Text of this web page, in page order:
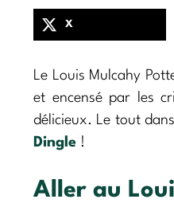
X
Le Louis Mulcahy
et encensé par les
délicieux. Le tout
Dingle !
Aller au